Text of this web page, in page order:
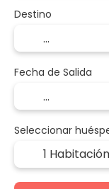
Destino
Fecha de Salida
Seleccionar
1